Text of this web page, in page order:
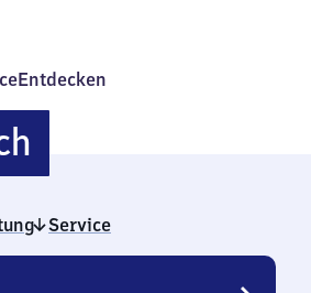
Entdecken
Oberasbach
Service